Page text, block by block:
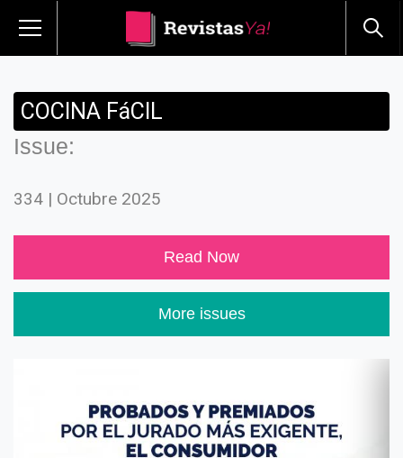
COCINA FáCIL
Issue:
334 | Octubre 2025
Read Now
More issues